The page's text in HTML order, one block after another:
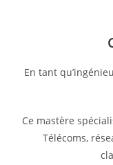
En tant
Ce mastère
Télécoms,